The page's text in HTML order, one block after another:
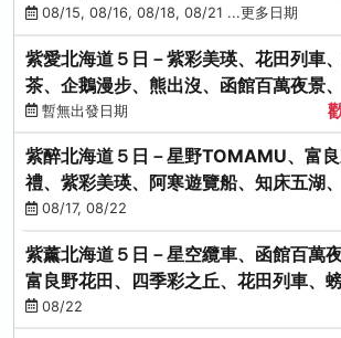
酒暢飲
08/15, 08/16, 08/18, 08/21 ...更多日期
紫愛北海道５日－紫彩美瑛、花田列車
茶、企鵝漫步、熊出沒、函館百萬夜景
牛八大螃蟹吃到飽
暫無出發日期
紫醉北海道５日－星野TOMAMU、富
禮、紫彩美瑛、阿寒遊覽船、知床五湖
牛螃蟹吃到飽
08/17, 08/22
紫薰北海道５日－星空纜車、函館百萬
富良野花田、四季彩之丘、花田列車、
08/22